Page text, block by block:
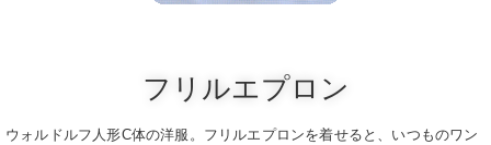
フリルエプロン
ウォルドルフ人形C体の洋服。フリルエプロンを着せると、いつものワン